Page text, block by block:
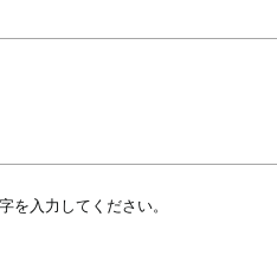
を入力してください。